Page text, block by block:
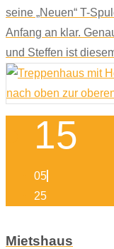
seine „Neuen“ T-
Anfang an klar.
und Steffen ist
15
05
25
Mietshaus